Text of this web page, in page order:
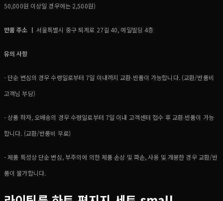
50,000원 이상일 경우에는 2,500원)
반품 주소 ㅣ 서울특별시 중구 퇴계로 27길 40, 예일빌딩 4층
유의 사항
- 단순 변심의 경우 수령일로부터 7일 이내까지 교환∙반품이 가능합니다. (교환/반품비
고객님 부담)
- 상품 하자, 오배송의 경우 수령일로부터 7일 이내 고객센터 접수 후 교환∙반품이 가능
합니다. (교환/반품비 무료)
- 제품 특성상 단순 변심, 부주의에 의한 제품 손상 및 파손, 사용 및 개봉한 경우 교환/반
품이 불가합니다.